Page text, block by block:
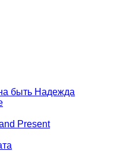
быть Надежда
Present